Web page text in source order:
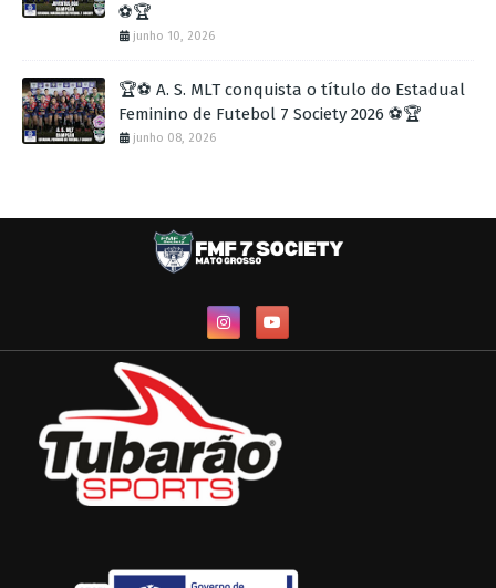
⚽🏆
junho 10, 2026
🏆⚽ A. S. MLT conquista o título do Estadual
Feminino de Futebol 7 Society 2026 ⚽🏆
junho 08, 2026